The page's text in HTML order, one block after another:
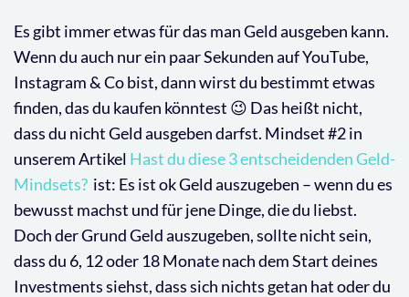
Es gibt immer etwas für das man Geld ausgeben kann.
Wenn du auch nur ein paar Sekunden auf YouTube,
Instagram & Co bist, dann wirst du bestimmt etwas
finden, das du kaufen könntest 😉 Das heißt nicht,
dass du nicht Geld ausgeben darfst. Mindset #2 in
unserem Artikel Hast du diese 3 entscheidenden Geld-
Mindsets? ist: Es ist ok Geld auszugeben – wenn du es
bewusst machst und für jene Dinge, die du liebst.
Doch der Grund Geld auszugeben, sollte nicht sein,
dass du 6, 12 oder 18 Monate nach dem Start deines
Investments siehst, dass sich nichts getan hat oder du